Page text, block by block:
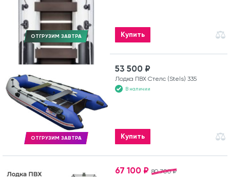
ОТГРУЗИМ ЗАВТРА Купить
ОТГРУЗИМ ЗАВТРА
53 500 ₽
Лодка ПВХ Стелс (Stels) 335
В наличии
Купить
80 700 ₽
67 100 ₽